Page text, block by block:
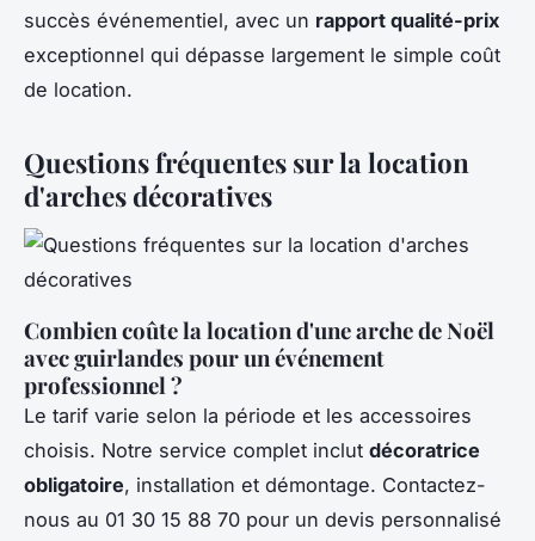
succès événementiel, avec un rapport qualité-prix
exceptionnel qui dépasse largement le simple coût
de location.
Questions fréquentes sur la location
d'arches décoratives
Combien coûte la location d'une arche de Noël
avec guirlandes pour un événement
professionnel ?
Le tarif varie selon la période et les accessoires
choisis. Notre service complet inclut décoratrice
obligatoire, installation et démontage. Contactez-
nous au 01 30 15 88 70 pour un devis personnalisé